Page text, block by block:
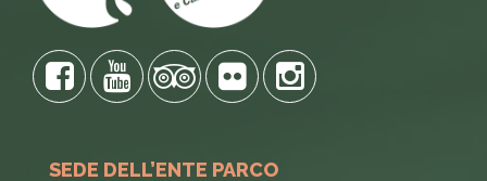
SEDE DELL’ENTE PARCO